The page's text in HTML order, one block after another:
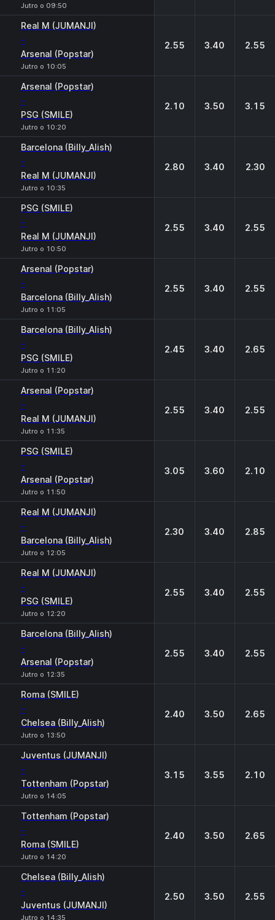
Jutro o 09:50
Real M (JUMANJI)
-
Arsenal (Popstar)
Jutro o 10:05
2.55 3.40 2.55
Arsenal (Popstar)
-
PSG (SMILE)
Jutro o 10:20
2.10 3.50 3.15
Barcelona (Billy_Alish)
-
Real M (JUMANJI)
Jutro o 10:35
2.80 3.40 2.30
PSG (SMILE)
-
Real M (JUMANJI)
Jutro o 10:50
2.55 3.40 2.55
Arsenal (Popstar)
-
Barcelona (Billy_Alish)
Jutro o 11:05
2.55 3.40 2.55
Barcelona (Billy_Alish)
-
PSG (SMILE)
Jutro o 11:20
2.45 3.40 2.65
Arsenal (Popstar)
-
Real M (JUMANJI)
Jutro o 11:35
2.55 3.40 2.55
PSG (SMILE)
-
Arsenal (Popstar)
Jutro o 11:50
3.05 3.60 2.10
Real M (JUMANJI)
-
Barcelona (Billy_Alish)
Jutro o 12:05
2.30 3.40 2.85
Real M (JUMANJI)
-
PSG (SMILE)
Jutro o 12:20
2.55 3.40 2.55
Barcelona (Billy_Alish)
-
Arsenal (Popstar)
Jutro o 12:35
2.55 3.40 2.55
Roma (SMILE)
-
Chelsea (Billy_Alish)
Jutro o 13:50
2.40 3.50 2.65
Juventus (JUMANJI)
-
Tottenham (Popstar)
Jutro o 14:05
3.15 3.55 2.10
Tottenham (Popstar)
-
Roma (SMILE)
Jutro o 14:20
2.40 3.50 2.65
Chelsea (Billy_Alish)
-
Juventus (JUMANJI)
Jutro o 14:35
2.50 3.50 2.55